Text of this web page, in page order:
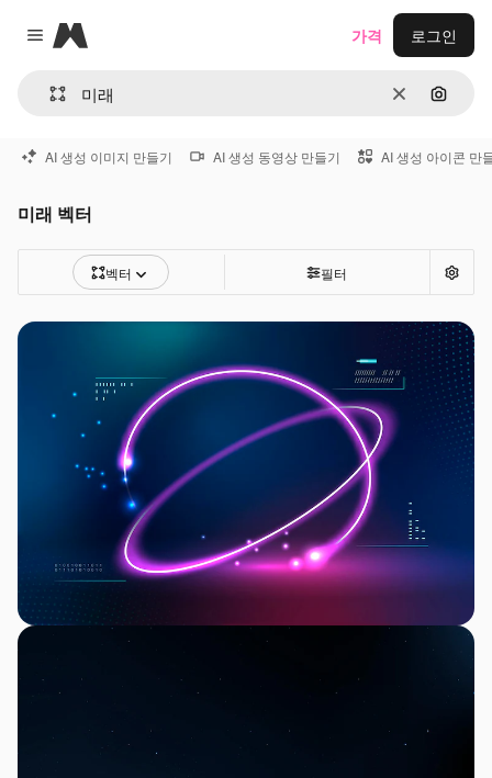
Close menu
Magnific
지우기이미지
가격 로그인
AI 생성 이미지 만들기 AI 생성 동영상 만들기 AI 생성 아이콘 만
미래 벡터
벡터 필터